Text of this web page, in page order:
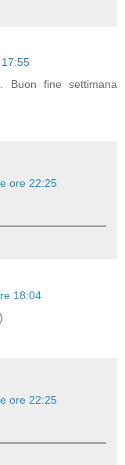
fine settimana
ore 22:25
18:04
ore 22:25